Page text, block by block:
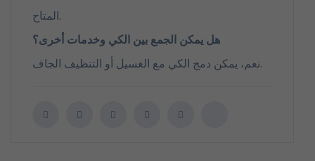
المتاح.
هل يمكن الجمع بين الكي وخدمات أخرى؟
نعم، يمكن دمج الكي مع الغسيل أو التنظيف الجاف.